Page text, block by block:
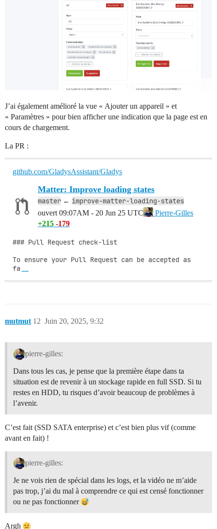
J’ai également amélioré la vue « Ajouter un appareil » et
« Paramètres » pour bien afficher une indication que la page est en
cours de chargement.
La PR :
github.com/GladysAssistant/Gladys
Matter: Improve loading states
master ← improve-matter-loading-states
ouvert 09:07AM - 20 Jun 25 UTC
Pierre-Gilles
+215 -179
### Pull Request check-list
To ensure your Pull Request can be accepted as
fa …
mutmut Juin 20, 2025, 9:32
12
pierre-gilles:
Dans tous les cas, je pense que la première étape dans ta
situation est de revenir à un stockage rapide en full SSD. Si tu
restes en HDD, tu risques d’avoir beaucoup de problèmes à
l’avenir.
C’est fait (SSD SATA enterprise) et c’est bien plus vif (comme
avant en fait) !
pierre-gilles:
Je ne vois rien de spécial dans les logs, et la vidéo ne m’aide
pas trop, j’ai du mal à comprendre ce qui est censé fonctionner
ou ne pas fonctionner
Argh